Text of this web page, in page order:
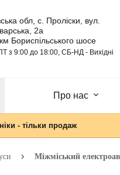
обл, с. Проліски, вул.
2а
Бориспільського шосе
з 9:00 до 18:00, СБ-НД - Вихідні
Про нас
- тільки продаж
Міжміський